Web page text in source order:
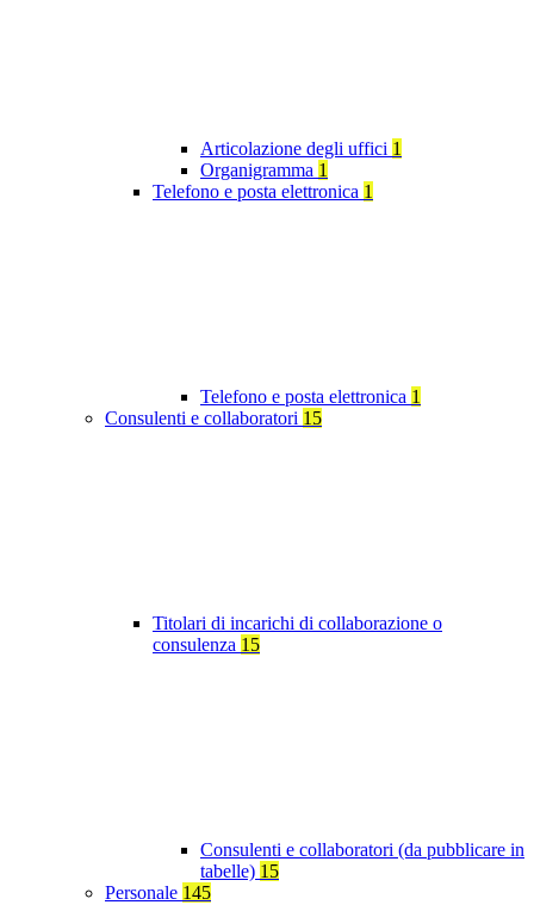
Articolazione degli uffici 1
Organigramma 1
Telefono e posta elettronica 1
Telefono e posta elettronica 1
Consulenti e collaboratori 15
Titolari di incarichi di collaborazione o
consulenza 15
Consulenti e collaboratori (da pubblicare in
tabelle) 15
Personale 145